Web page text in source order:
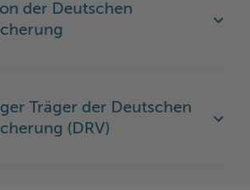
der Deutschen
Träger der Deutschen
(DRV)